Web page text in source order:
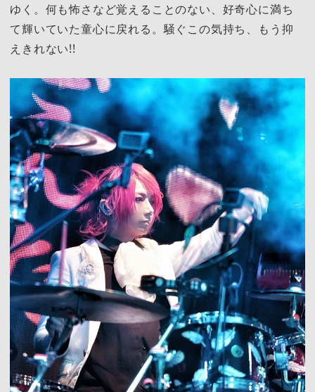
ゆく。何も怖さなど覚えることのない、好奇心に満ち
て輝いていた童心に戻れる。騒ぐこの気持ち、もう抑
えきれない!!